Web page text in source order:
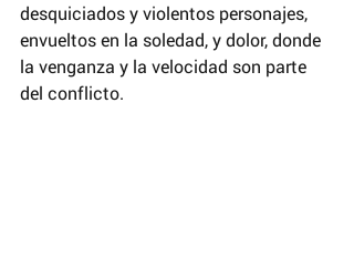
desquiciados y violentos personajes,
envueltos en la soledad, y dolor, donde
la venganza y la velocidad son parte
del conflicto.